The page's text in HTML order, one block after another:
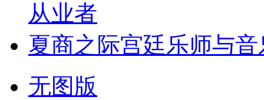
从业者
夏商之际宫廷乐师与
无图版